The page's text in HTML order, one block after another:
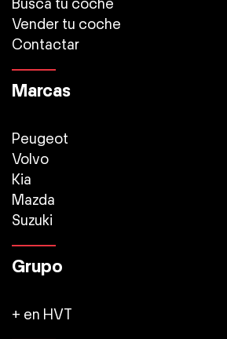
Vender tu coche
Contactar
Marcas
Peugeot
Volvo
Kia
Mazda
Suzuki
Grupo
+ en HVT